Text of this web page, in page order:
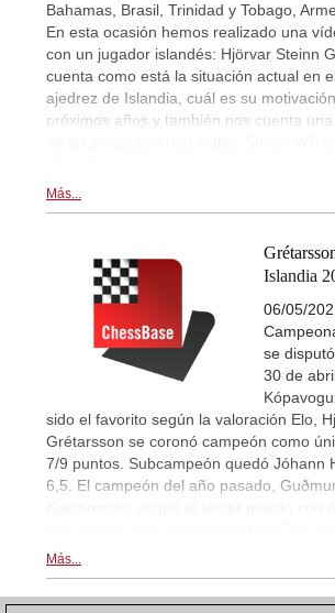
Bahamas, Brasil, Trinidad y Tobago,
En esta ocasión hemos realizado una
con un jugador islandés: Hjörvar Steinn
cuenta como está la situación actual en
ajedrez de Islandia, cuál es su
próximos años y también nos cuenta
Más...
Islandia
06/05/
se
30 de
sido el favorito según la valoración Elo,
Grétarsson se coronó campeón como
7/9 puntos. Subcampeón quedó Jóhann
6,5. El campeón del año pasado,
Más...